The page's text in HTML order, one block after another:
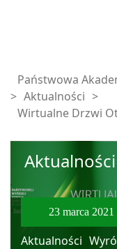
Państwowa
> Aktualności >
Wirtualne Drzwi
Aktualności
23 marca 2021
Aktualności